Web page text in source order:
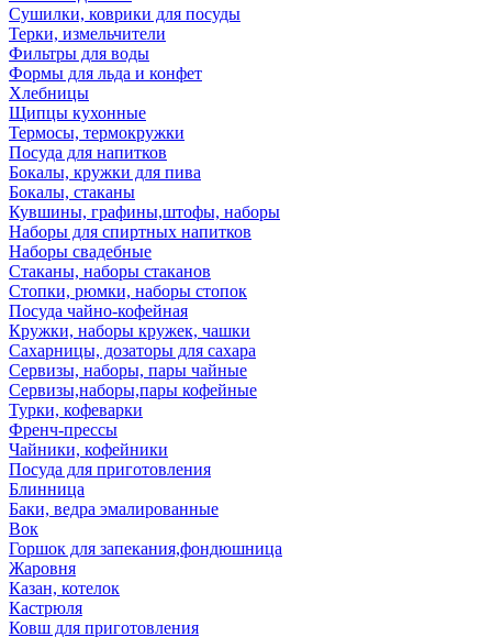
Сушилки, коврики для посуды
Терки, измельчители
Фильтры для воды
Формы для льда и конфет
Хлебницы
Щипцы кухонные
Термосы, термокружки
Посуда для напитков
Бокалы, кружки для пива
Бокалы, стаканы
Кувшины, графины,штофы, наборы
Наборы для спиртных напитков
Наборы свадебные
Стаканы, наборы стаканов
Стопки, рюмки, наборы стопок
Посуда чайно-кофейная
Кружки, наборы кружек, чашки
Сахарницы, дозаторы для сахара
Сервизы, наборы, пары чайные
Сервизы,наборы,пары кофейные
Турки, кофеварки
Френч-прессы
Чайники, кофейники
Посуда для приготовления
Блинница
Баки, ведра эмалированные
Вок
Горшок для запекания,фондюшница
Жаровня
Казан, котелок
Кастрюля
Ковш для приготовления